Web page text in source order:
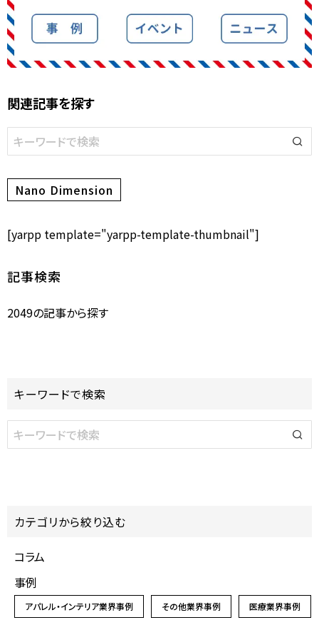
関連記事を探す
Nano Dimension
[yarpp template="yarpp-template-thumbnail"]
記事検索
2049の記事から探す
キーワードで検索
カテゴリから絞り込む
コラム
事例
アパレル・インテリア業界事例 その他業界事例 医療業界事例